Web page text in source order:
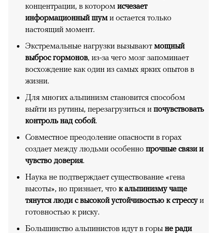
концентрации, в котором исчезает
информационный шуми остается только
настоящий момент.
Экстремальные нагрузки вызывают мощный
выброс гормонов, из-за чего мозг запоминает
восхождение как один из самых ярких опытов в
жизни.
Для многих альпинизм становится способом
выйти из рутины, перезагрузиться и почувствовать
контроль над собой.
Совместное преодоление опасности в горах
создает между людьми особенно прочные связи и
чувство доверия.
Наука не подтверждает существование «гена
высоты», но признает, что к альпинизму чаще
тянутся люди с высокой устойчивостью к стрессуи
готовностью к риску.
Большинство альпинистов идут в горы не ради